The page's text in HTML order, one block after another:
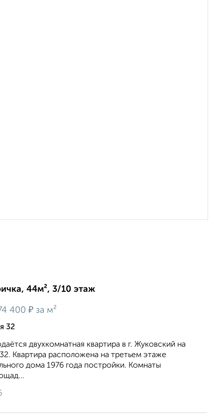
44м², 3/10 этаж
400 ₽ за м²
32
двухкомнатная квартира в г. Жуковский на
Квартира расположена на третьем этаже
дома 1976 года постройки. Комнаты